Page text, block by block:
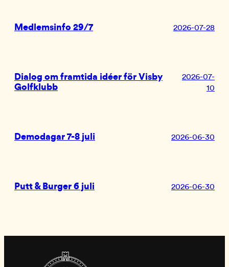
Medlemsinfo 29/7 2026-07-28
Dialog om framtida idéer för Visby
Golfklubb
2026-07-
10
Demodagar 7-8 juli 2026-06-30
Putt & Burger 6 juli 2026-06-30